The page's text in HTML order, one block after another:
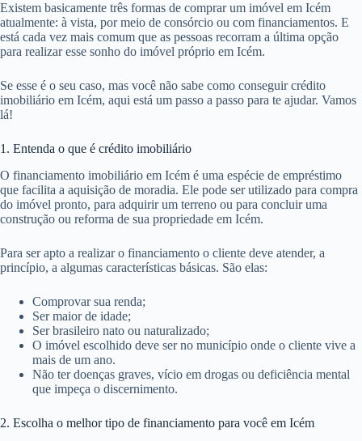
Existem basicamente três formas de comprar um imóvel em Icém
atualmente: à vista, por meio de consórcio ou com financiamentos. E
está cada vez mais comum que as pessoas recorram a última opção
para realizar esse sonho do imóvel próprio em Icém.
Se esse é o seu caso, mas você não sabe como conseguir crédito
imobiliário em Icém, aqui está um passo a passo para te ajudar. Vamos
lá!
1. Entenda o que é crédito imobiliário
O financiamento imobiliário em Icém é uma espécie de empréstimo
que facilita a aquisição de moradia. Ele pode ser utilizado para compra
do imóvel pronto, para adquirir um terreno ou para concluir uma
construção ou reforma de sua propriedade em Icém.
Para ser apto a realizar o financiamento o cliente deve atender, a
princípio, a algumas características básicas. São elas:
Comprovar sua renda;
Ser maior de idade;
Ser brasileiro nato ou naturalizado;
O imóvel escolhido deve ser no município onde o cliente vive a
mais de um ano.
Não ter doenças graves, vício em drogas ou deficiência mental
que impeça o discernimento.
2. Escolha o melhor tipo de financiamento para você em Icém